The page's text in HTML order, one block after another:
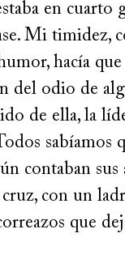
en cuarto
Mi timidez,
hacía
del odio de
de ella, la
sabíamos
contaban
con un
que